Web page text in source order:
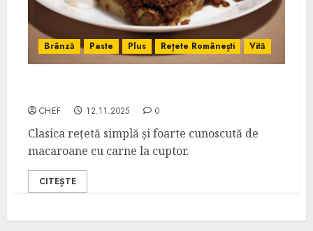
Brânză Paste Plus Rețete Românești Vită
CHEF 12.11.2025 0
Clasica rețetă simplă și foarte cunoscută de
macaroane cu carne la cuptor.
CITEȘTE